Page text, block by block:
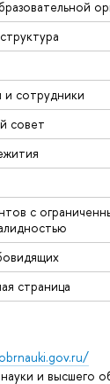
сотрудники
совет
с
страница
и высшего